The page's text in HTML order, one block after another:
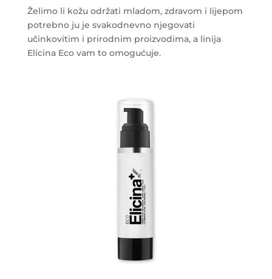
Želimo li kožu održati mladom, zdravom i lijepom
potrebno ju je svakodnevno njegovati
učinkovitim i prirodnim proizvodima, a linija
Elicina Eco vam to omogućuje.